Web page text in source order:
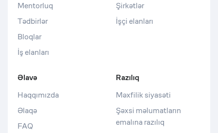
Mentorluq
Tədbirlər
Bloqlar
İş elanları
Şirkətlər
İşçi elanları
Əlavə
Haqqımızda
Əlaqə
FAQ
Razılıq
Məxfilik siyasəti
Şəxsi məlumatların
emalına razılıq